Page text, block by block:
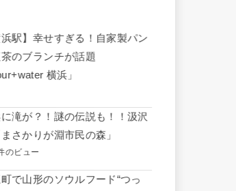
浜駅】幸せすぎる！自家製パン
茶のブランチが話題
横浜」
滝が？！謎の伝説も！！汲沢
さかりが淵市民の森」
のビュー
で山形のソウルフード“つっ